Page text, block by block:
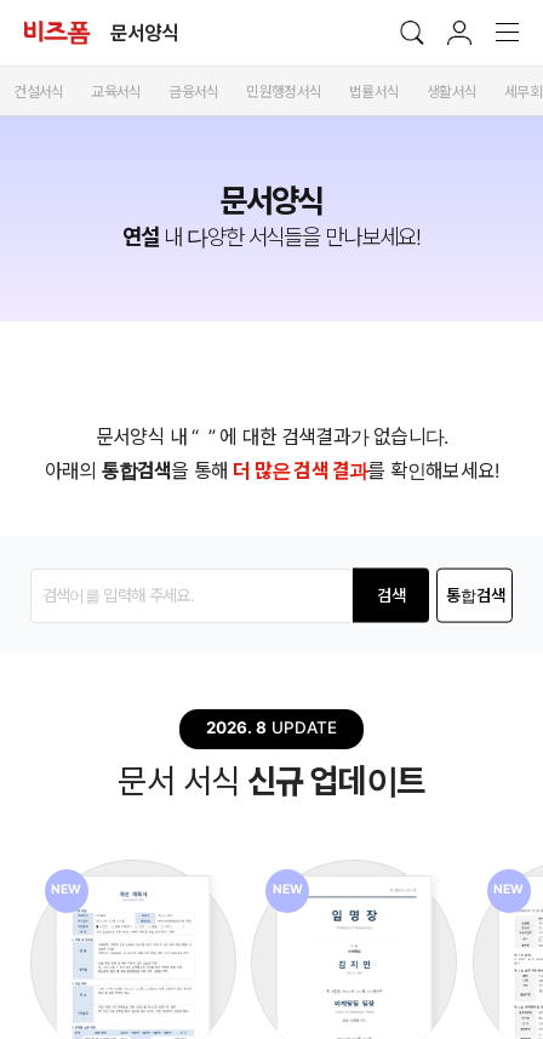
문서양식
건설서식 교육서식 금융서식 민원행정서식 법률서식 생활서식 세무
문서양식
연설 내 다양한 서식들을 만나보세요!
문서양식 내 “ ” 에 대한 검색결과가 없습니다.
아래의 통합검색을 통해 더 많은 검색 결과를 확인해보세요!
검색 통합검색
2026. 8 UPDATE
문서 서식 신규 업데이트
NEW NEW NEW